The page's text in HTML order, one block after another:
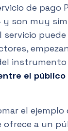
de pago
y son muy
servicio puede
instrumento
el
el ejemplo
ofrece a un